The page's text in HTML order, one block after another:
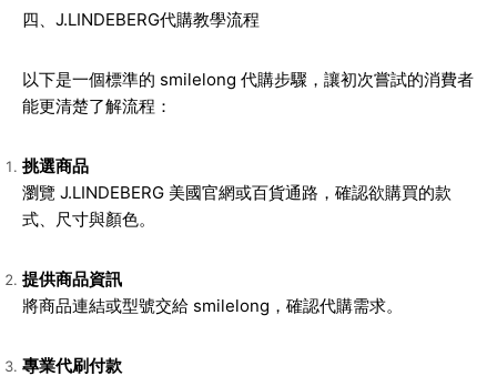
四、J.LINDEBERG代購教學流程
以下是一個標準的 smilelong 代購步驟，讓初次嘗試的消費者
能更清楚了解流程：
挑選商品
瀏覽 J.LINDEBERG 美國官網或百貨通路，確認欲購買的款
式、尺寸與顏色。
提供商品資訊
將商品連結或型號交給 smilelong，確認代購需求。
專業代刷付款